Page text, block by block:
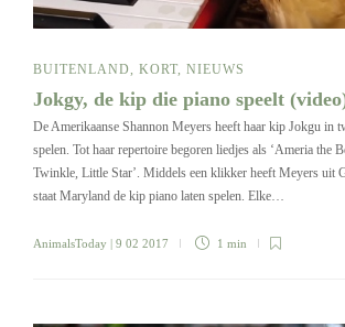
BUITENLAND, KORT, NIEUWS
Jokgy, de kip die piano speelt
De Amerikaanse Shannon Meyers heeft haar kip Jokgu in
spelen. Tot haar repertoire begoren liedjes als ‘Ameria the
Twinkle, Little Star’. Middels een klikker heeft Meyers uit
staat Maryland de kip piano laten spelen. Elke…
AnimalsToday | 9 02 2017 1 min